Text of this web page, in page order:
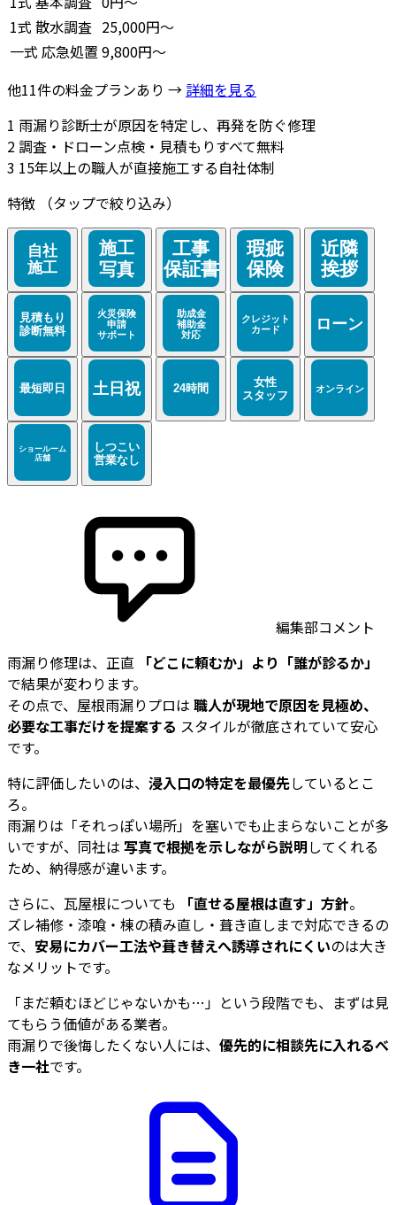
1式 散水調査 25,000円～
一式 応急処置 9,800円～
他11件の料金プランあり → 詳細を見る
1 雨漏り診断士が原因を特定し、再発を防ぐ修理
2調査・ドローン点検・見積もりすべて無料
3 15年以上の職人が直接施工する自社体制
特徴
（タップで絞り込み）
編集部コメント
雨漏り修理は、正直
「どこに頼むか」より「誰が診るか」
で結果が変わります。
その点で、屋根雨漏りプロは 職人が現地で原因を見極め、
必要な工事だけを提案する スタイルが徹底されていて安心
です。
特に評価したいのは、 浸入口の特定を最優先しているとこ
ろ。
雨漏りは「それっぽい場所」を塞いでも止まらないことが多
いですが、同社は 写真で根拠を示しながら説明してくれる
ため、納得感が違います。
さらに、瓦屋根についても
「直せる屋根は直す」方針。
ズレ補修・漆喰・棟の積み直し・葺き直しまで対応できるの
で、 安易にカバー工法や葺き替えへ誘導されにくいのは大き
なメリットです。
「まだ頼むほどじゃないかも…」という段階でも、まずは見
てもらう価値がある業者。
雨漏りで後悔したくない人には、 優先的に相談先に入れるべ
き一社です。